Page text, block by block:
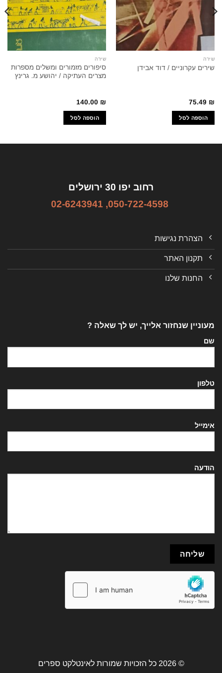
שירה
שירים עקרוניים / דוד אבידן
75.49 ₪
הוספה לסל
שירה
סיפורים מזמורים ומשלים מספרות
מצרים העתיקה / יהושע מ. גרינץ
140.00 ₪
הוספה לסל
רחוב יפו 30 ירושלים
050-722-4598
,
02-6243941
הצהרת נגישות
תקנון האתר
החנות שלנו
מעוניין שנחזור אלייך, יש לך שאלה ?
שם
טלפון
אימייל
הודעה
© 2026 כל הזכויות שמורות לאינטלקט ספרים